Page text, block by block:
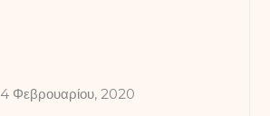
4 Φεβρουαρίου, 2020